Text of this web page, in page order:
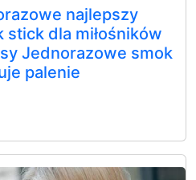
najlepszy
dla miłośników
Jednorazowe smok
palenie